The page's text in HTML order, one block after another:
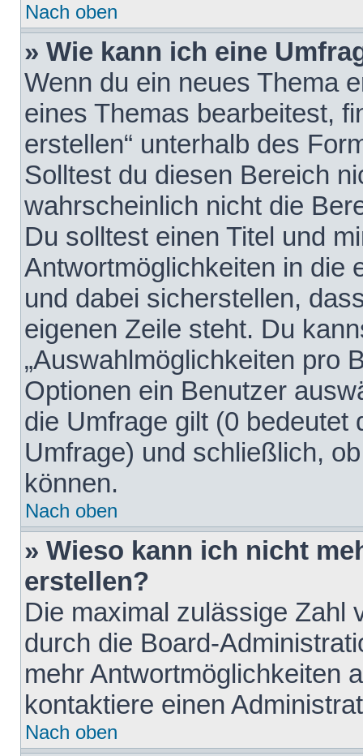
Nach oben
» Wie kann ich eine
Wenn du ein neues Thema
eines Themas bearbeitest,
erstellen“ unterhalb des
Solltest du diesen Bereich
wahrscheinlich nicht die
Du solltest einen Titel und
Antwortmöglichkeiten in die
und dabei sicherstellen,
eigenen Zeile steht. Du
„Auswahlmöglichkeiten pro
Optionen ein Benutzer
die Umfrage gilt (0 bedeutet
Umfrage) und schließlich,
können.
Nach oben
» Wieso kann ich nicht
erstellen?
Die maximal zulässige Zahl
durch die Board-
mehr Antwortmöglichkeiten
kontaktiere einen
Nach oben